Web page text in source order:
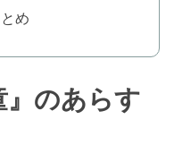
め
』のあらす